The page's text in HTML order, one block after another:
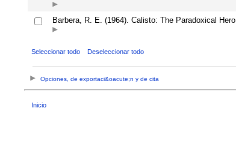
Barbera, R. E. (1964). Calisto: The Paradoxical Hero.
Seleccionar todo Deseleccionar todo
Opciones, de exportaci&oacute;n y de cita
Inicio